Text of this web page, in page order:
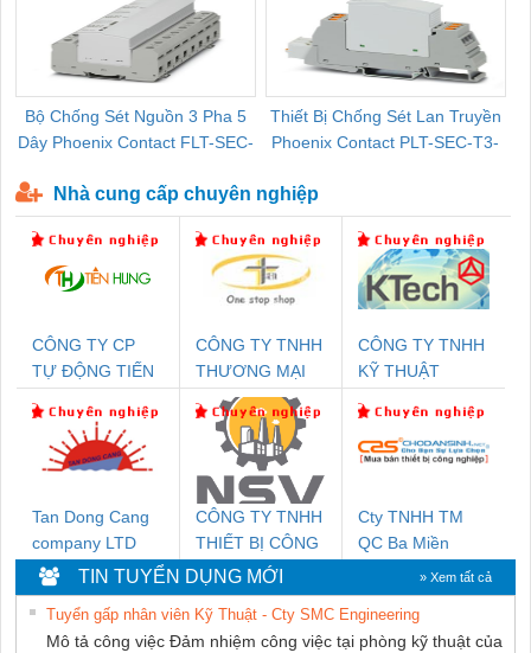
Bộ Chống Sét Nguồn 3 Pha 5
Dây Phoenix Contact FLT-SEC-
Thiết Bị Chống Sét Lan Truyền
Phoenix Contact PLT-SEC-T3-
Nhà cung cấp chuyên nghiệp
CÔNG TY CP
TỰ ĐỘNG TIẾN
CÔNG TY TNHH
THƯƠNG MẠI
THIÊN ÂN VIỆT
NAM
CÔNG TY TNHH
KỸ THUẬT
NAM
Tan Dong Cang
company LTD
CÔNG TY TNHH
THIẾT BỊ CÔNG
NGHIỆP NIHON
SETSUBI VIỆT
NAM
Cty TNHH TM
QC Ba Miền
TIN TUYỂN DỤNG MỚI » Xem tất cả
Tuyển gấp nhân viên Kỹ Thuật - Cty SMC Engineering
Mô tả công việc Đảm nhiệm công việc tại phòng kỹ thuật của